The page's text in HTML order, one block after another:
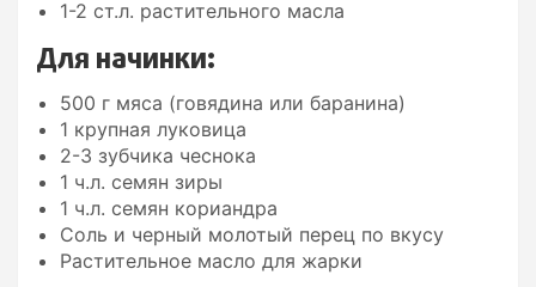
1-2 ст.л. растительного масла
Для начинки:
500 г мяса (говядина или баранина)
1 крупная луковица
2-3 зубчика чеснока
1 ч.л. семян зиры
1 ч.л. семян кориандра
Соль и черный молотый перец по вкусу
Растительное масло для жарки